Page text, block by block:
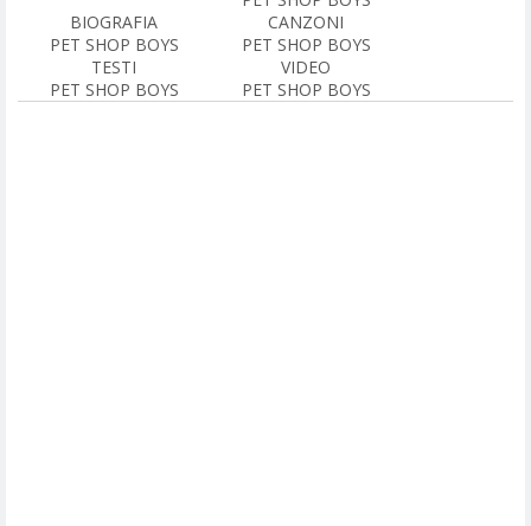
BIOGRAFIA
PET SHOP BOYS
CANZONI
PET SHOP BOYS
TESTI
PET SHOP BOYS
VIDEO
PET SHOP BOYS